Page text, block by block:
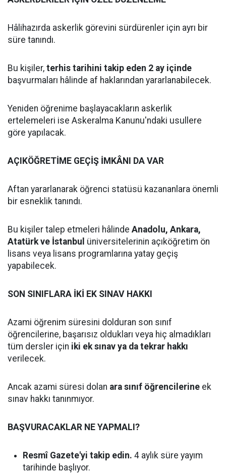
Hâlihazırda askerlik görevini sürdürenler için ayrı bir
süre tanındı.
Bu kişiler, terhis tarihini takip eden 2 ay içinde
başvurmaları hâlinde af haklarından yararlanabilecek.
Yeniden öğrenime başlayacakların askerlik
ertelemeleri ise Askeralma Kanunu'ndaki usullere
göre yapılacak.
AÇIKÖĞRETİME GEÇİŞ İMKÂNI DA VAR
Aftan yararlanarak öğrenci statüsü kazananlara önemli
bir esneklik tanındı.
Bu kişiler talep etmeleri hâlinde Anadolu, Ankara,
Atatürk ve İstanbul üniversitelerinin açıköğretim ön
lisans veya lisans programlarına yatay geçiş
yapabilecek.
SON SINIFLARA İKİ EK SINAV HAKKI
Azami öğrenim süresini dolduran son sınıf
öğrencilerine, başarısız oldukları veya hiç almadıkları
tüm dersler için iki ek sınav ya da tekrar hakkı
verilecek.
Ancak azami süresi dolan ara sınıf öğrencilerine ek
sınav hakkı tanınmıyor.
BAŞVURACAKLAR NE YAPMALI?
Resmî Gazete'yi takip edin. 4 aylık süre yayım
tarihinde başlıyor.